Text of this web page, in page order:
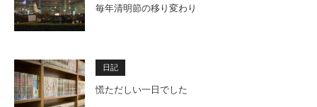
毎年清明節の移り変わり
日記
慌ただしい一日でした